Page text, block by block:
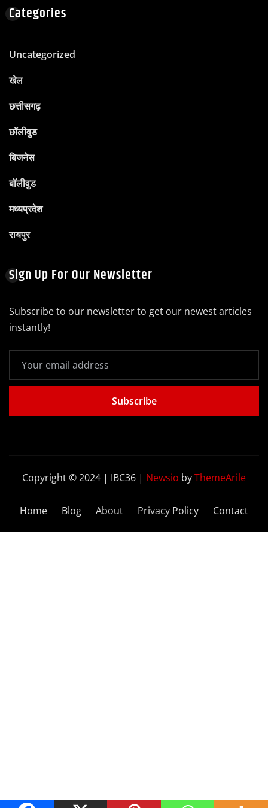
Categories
Uncategorized
खेल
छत्तीसगढ़
छॉलीवुड
बिजनेस
बॉलीवुड
मध्यप्रदेश
रायपुर
Sign Up For Our Newsletter
Subscribe to our newsletter to get our newest articles
instantly!
Subscribe
Copyright © 2024 | IBC36 | Newsio byThemeArile
Home Blog About Privacy Policy Contact